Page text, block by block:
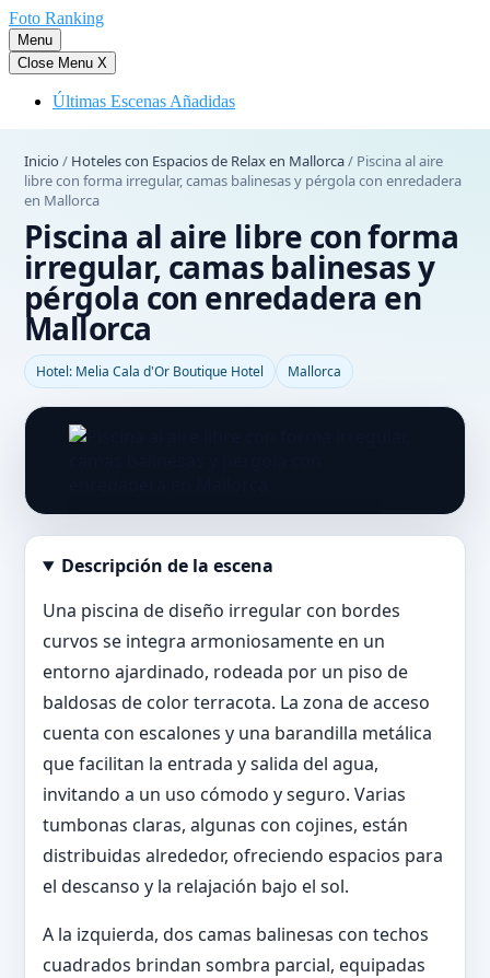
Saltar
al
contenido
Foto Ranking
Menu
Close Menu X
Últimas Escenas Añadidas
Inicio / Hoteles con Espacios de Relax en Mallorca/ Piscina al aire
libre con forma irregular, camas balinesas y pérgola con enredadera
en Mallorca
Piscina al aire libre con forma
irregular, camas balinesas y
pérgola con enredadera en
Mallorca
Hotel: Melia Cala d'Or Boutique Hotel Mallorca
Abrir imagen en tamaño completo
Descripción de la escena
Una piscina de diseño irregular con bordes
curvos se integra armoniosamente en un
entorno ajardinado, rodeada por un piso de
baldosas de color terracota. La zona de acceso
cuenta con escalones y una barandilla metálica
que facilitan la entrada y salida del agua,
invitando a un uso cómodo y seguro. Varias
tumbonas claras, algunas con cojines, están
distribuidas alrededor, ofreciendo espacios para
el descanso y la relajación bajo el sol.
A la izquierda, dos camas balinesas con techos
cuadrados brindan sombra parcial, equipadas